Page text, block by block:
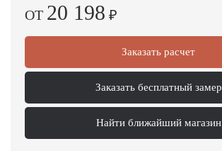
ОТ 20 198 ₽
Заказать расчет
Заказать бесплатный замер
Найти ближайший магазин